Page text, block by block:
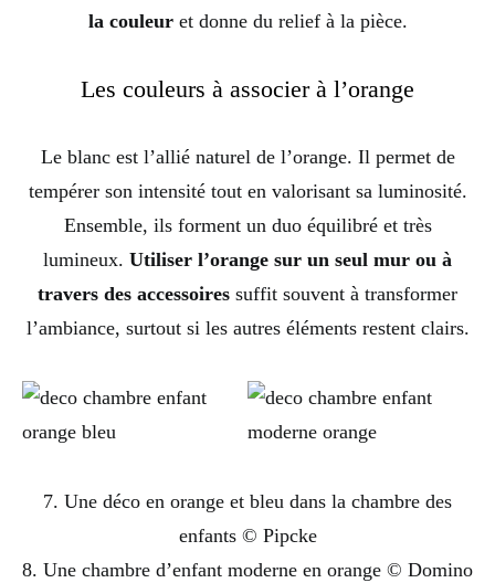
la couleuret donne du relief à la pièce.
Les couleurs à associer à l’orange
Le blanc est l’allié naturel de l’orange. Il permet de
tempérer son intensité tout en valorisant sa luminosité.
Ensemble, ils forment un duo équilibré et très
lumineux. Utiliser l’orange sur un seul mur ou à
travers des accessoires suffit souvent à transformer
l’ambiance, surtout si les autres éléments restent clairs.
7. Une déco en orange et bleu dans la chambre des
enfants © Pipcke
8. Une chambre d’enfant moderne en orange © Domino